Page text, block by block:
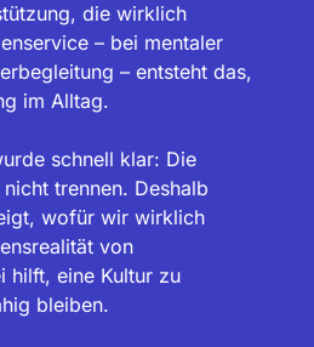
die wirklich
– bei mentaler
– entsteht das,
im Alltag.
schnell klar: Die
trennen. Deshalb
wofür wir wirklich
von
hilft, eine Kultur zu
bleiben.